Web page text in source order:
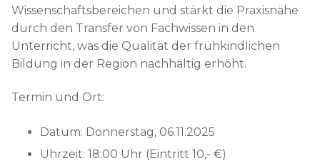
Wissenschaftsbereichen und stärkt die Praxisnähe
durch den Transfer von Fachwissen in den
Unterricht, was die Qualität der frühkindlichen
Bildung in der Region nachhaltig erhöht.
Termin und Ort:
Datum: Donnerstag, 06.11.2025
Uhrzeit: 18:00 Uhr (Eintritt 10,- €)